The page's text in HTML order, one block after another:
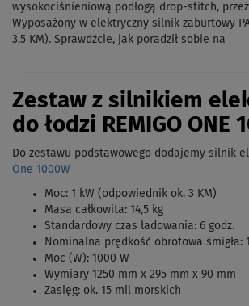
wysokociśnieniową podłogą drop-stitch,
Wyposażony w elektryczny silnik zaburtowy
3,5 KM). Sprawdźcie, jak poradził sobie na
Zestaw z silnikiem
do łodzi REMIGO ONE
Do zestawu podstawowego dodajemy silnik
One 1000W
Moc: 1 kW (odpowiednik ok. 3 KM)
Masa całkowita: 14,5 kg
Standardowy czas ładowania: 6 godz.
Nominalna prędkość obrotowa śmigła:
Moc (W): 1000 W
Wymiary 1250 mm x 295 mm x 90 mm
Zasięg: ok. 15 mil morskich